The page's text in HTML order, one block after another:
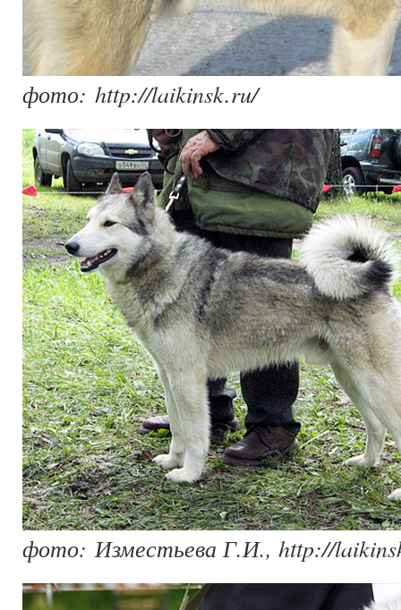
фото: http://laikinsk.ru/
фото: Изместьева Г.И., http://